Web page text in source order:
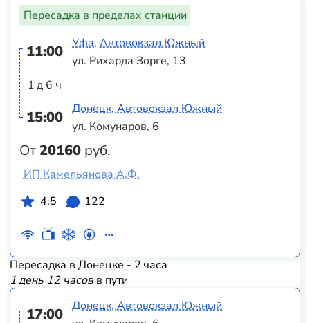
Пересадка в пределах станции
11:00
1 д 6 ч
15:00
От20160 руб.
Уфа, Автовокзал Южный
ул. Рихарда Зорге, 13
Донецк, Автовокзал Южный
ул. Комунаров, 6
ИП Камельянова А.Ф.
4.5
122
Пересадка в Донецке - 2 часа
1 день 12 часовв пути
17:00
Донецк, Автовокзал Южный